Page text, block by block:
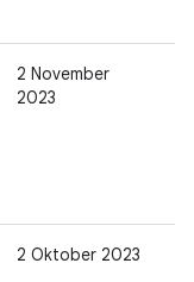
2 November
2023
2 Oktober 2023